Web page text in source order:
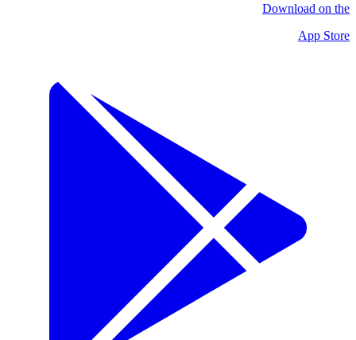
Download on the
App Store